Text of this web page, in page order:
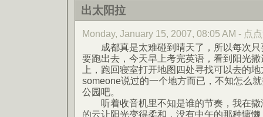
出太阳拉
Monday, January 15, 2007, 08:05 AM - 点
成都真是太难碰到晴天了，所以每次只
要跑出去，今天早上考完英语，看到阳光
上，跑回寝室打开地图四处寻找可以去的
someone说过的一个地方而已，不知怎么
公园吧。
听着收音机里不知是谁的节奏，我在撒
的云让阳光变得柔和，没有中午的那种慵